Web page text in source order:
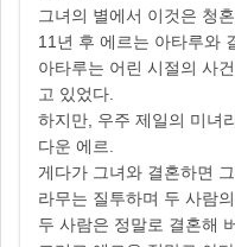
그녀의 별에서 이것은 청
11년 후 에르는 아타루와
아타루는 어린 시절의 사
고 있었다.
하지만, 우주 제일의 미녀
다운 에르.
게다가 그녀와 결혼하면
라무는 질투하며 두 사람
두 사람은 정말로 결혼해